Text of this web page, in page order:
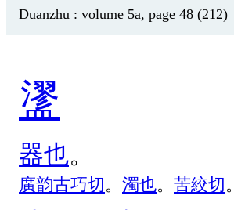
Duanzhu : volume 5a, page 48 (212)
䀊
器也。
廣韵古巧切。 濁也。 苦絞切。